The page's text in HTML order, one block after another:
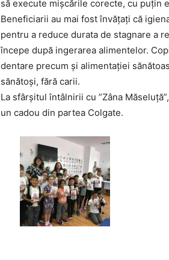
să execute mișcările corecte, cu puțin
Beneficiarii au mai fost învățați că
pentru a reduce durata de stagnare a
începe după ingerarea alimentelor.
dentare precum și alimentației
sănătoși, fără carii.
La sfârșitul întâlnirii cu ”Zâna
un cadou din partea Colgate.